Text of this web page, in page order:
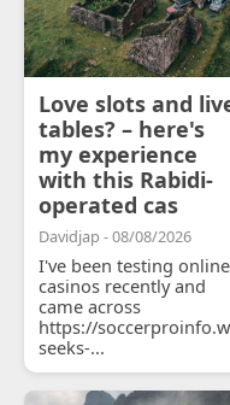
Love slots and
tables? – here's
my experience
with this Rabidi-
operated cas
Davidjap - 08/08/2026
I've been testing online
casinos recently and
came across
https://
seeks-...